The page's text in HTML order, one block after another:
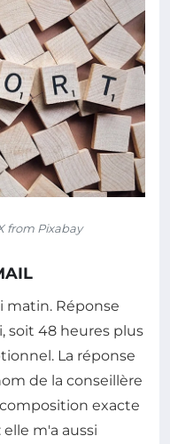
from Pixabay
matin. Réponse
soit 48 heures plus
La réponse
de la conseillère
exacte
m'a aussi